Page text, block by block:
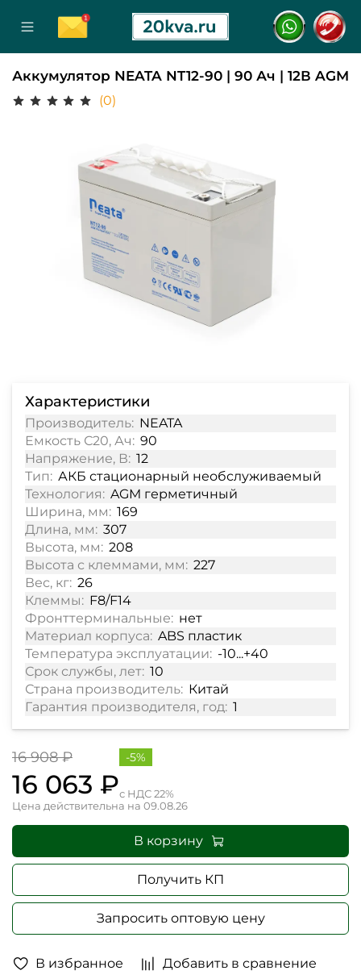
Аккумулятор NEATA NT12-90 | 90 Ач | 12В AGM
(0)
В избранное
Добавить в сравнение
Характеристики
Производитель: NEATA
Емкость С20, Ач: 90
Напряжение, В: 12
Тип: АКБ стационарный необслуживаемый
Технология: AGM герметичный
Ширина, мм: 169
Длина, мм: 307
Высота, мм: 208
Высота с клеммами, мм: 227
Вес, кг: 26
Клеммы: F8/F14
Фронттерминальные: нет
Материал корпуса: ABS пластик
Температура эксплуатации: -10...+40
Срок службы, лет: 10
Страна производитель: Китай
Гарантия производителя, год: 1
16 908 ₽
16 063 ₽
Цена действительна на 09.08.26
с НДС 22%
-5%
В корзину
Получить КП
Запросить оптовую цену